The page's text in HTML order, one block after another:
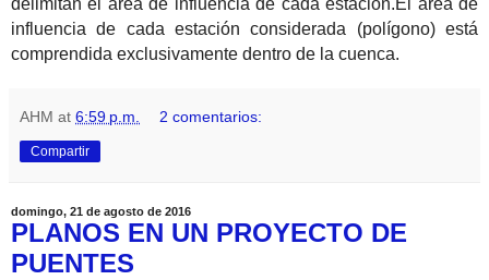
delimitan el área de influencia de cada estación.El área de
influencia de cada estación considerada (polígono) está
comprendida exclusivamente dentro de la cuenca.
AHM at 6:59 p.m. 2 comentarios:
Compartir
domingo, 21 de agosto de 2016
PLANOS EN UN PROYECTO DE
PUENTES